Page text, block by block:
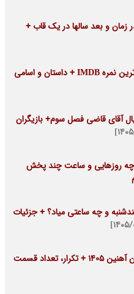
زمان و بعد سالها در یک قاب +
بهترین سریال دنیا با بالاترین نمره IMDB + داستان و اسامی
آقای قاضی فصل سوم+ بازیگران
چه روزهایی و ساعت چند پخش
و چه ساعتی میاد؟ + جزئیات
ساعت جدید پخش مردان آهنین 1405 + تکرار، تعداد قسمت